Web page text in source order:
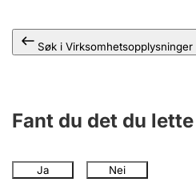
Søk i Virksomhetsopplysninger
Fant du det du
Ja Nei